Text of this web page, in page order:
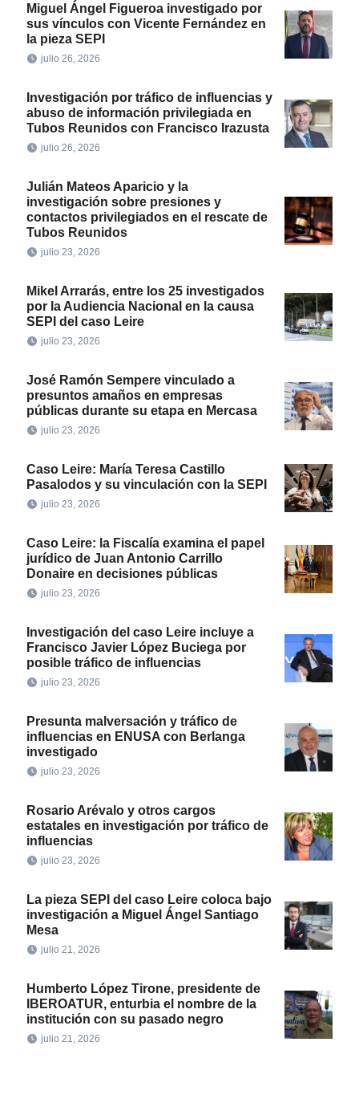
Miguel Ángel Figueroa investigado por
sus vínculos con Vicente Fernández en
la pieza SEPI
julio 26, 2026
Investigación por tráfico de influencias y
abuso de información privilegiada en
Tubos Reunidos con Francisco Irazusta
julio 26, 2026
Julián Mateos Aparicio y la
investigación sobre presiones y
contactos privilegiados en el rescate de
Tubos Reunidos
julio 23, 2026
Mikel Arrarás, entre los 25 investigados
por la Audiencia Nacional en la causa
SEPI del caso Leire
julio 23, 2026
José Ramón Sempere vinculado a
presuntos amaños en empresas
públicas durante su etapa en Mercasa
julio 23, 2026
Caso Leire: María Teresa Castillo
Pasalodos y su vinculación con la SEPI
julio 23, 2026
Caso Leire: la Fiscalía examina el papel
jurídico de Juan Antonio Carrillo
Donaire en decisiones públicas
julio 23, 2026
Investigación del caso Leire incluye a
Francisco Javier López Buciega por
posible tráfico de influencias
julio 23, 2026
Presunta malversación y tráfico de
influencias en ENUSA con Berlanga
investigado
julio 23, 2026
Rosario Arévalo y otros cargos
estatales en investigación por tráfico de
influencias
julio 23, 2026
La pieza SEPI del caso Leire coloca bajo
investigación a Miguel Ángel Santiago
Mesa
julio 21, 2026
Humberto López Tirone, presidente de
IBEROATUR, enturbia el nombre de la
institución con su pasado negro
julio 21, 2026